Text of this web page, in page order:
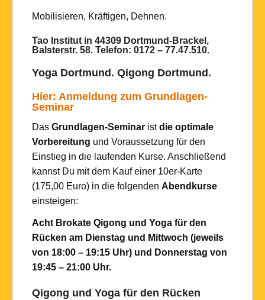
Mobilisieren, Kräftigen, Dehnen.
Tao Institut in 44309Dortmund-Brackel,
Balsterstr. 58. Telefon: 0172 – 77.47.510.
Yoga Dortmund. Qigong Dortmund.
Hier: Anmeldung zum Grundlagen-
Seminar
Das Grundlagen-Seminaristdie optimale
Vorbereitung und Voraussetzung für den
Einstieg in die laufenden Kurse. Anschließend
kannst Du mit dem Kauf einer 10er-Karte
(175,00 Euro) in die folgenden Abendkurse
einsteigen:
Acht Brokate Qigong und Yoga für den
Rücken am Dienstag und Mittwoch (jeweils
von 18:00 – 19:15 Uhr) und Donnerstag von
19:45 – 21:00 Uhr.
Qigong und Yoga für den Rücken